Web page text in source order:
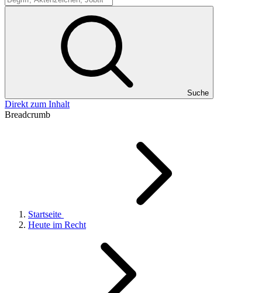
Suche
Direkt zum Inhalt
Breadcrumb
Startseite
Heute im Recht